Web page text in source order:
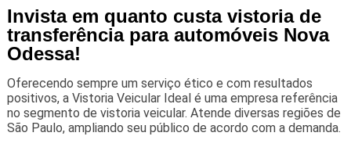
Invista em quanto custa vistoria de
transferência para automóveis Nova
Odessa!
Oferecendo sempre um serviço ético e com resultados
positivos, a Vistoria Veicular Ideal é uma empresa referência
no segmento de vistoria veicular. Atende diversas regiões de
São Paulo, ampliando seu público de acordo com a demanda.